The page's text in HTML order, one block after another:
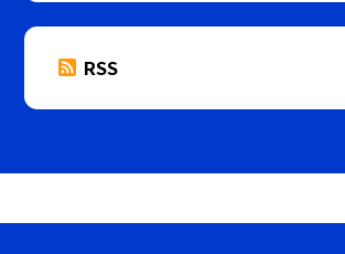
RSS